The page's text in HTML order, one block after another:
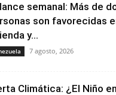
semanal: Más de
son favorecidas
y...
7 agosto, 2026
Climática: ¿El Niño